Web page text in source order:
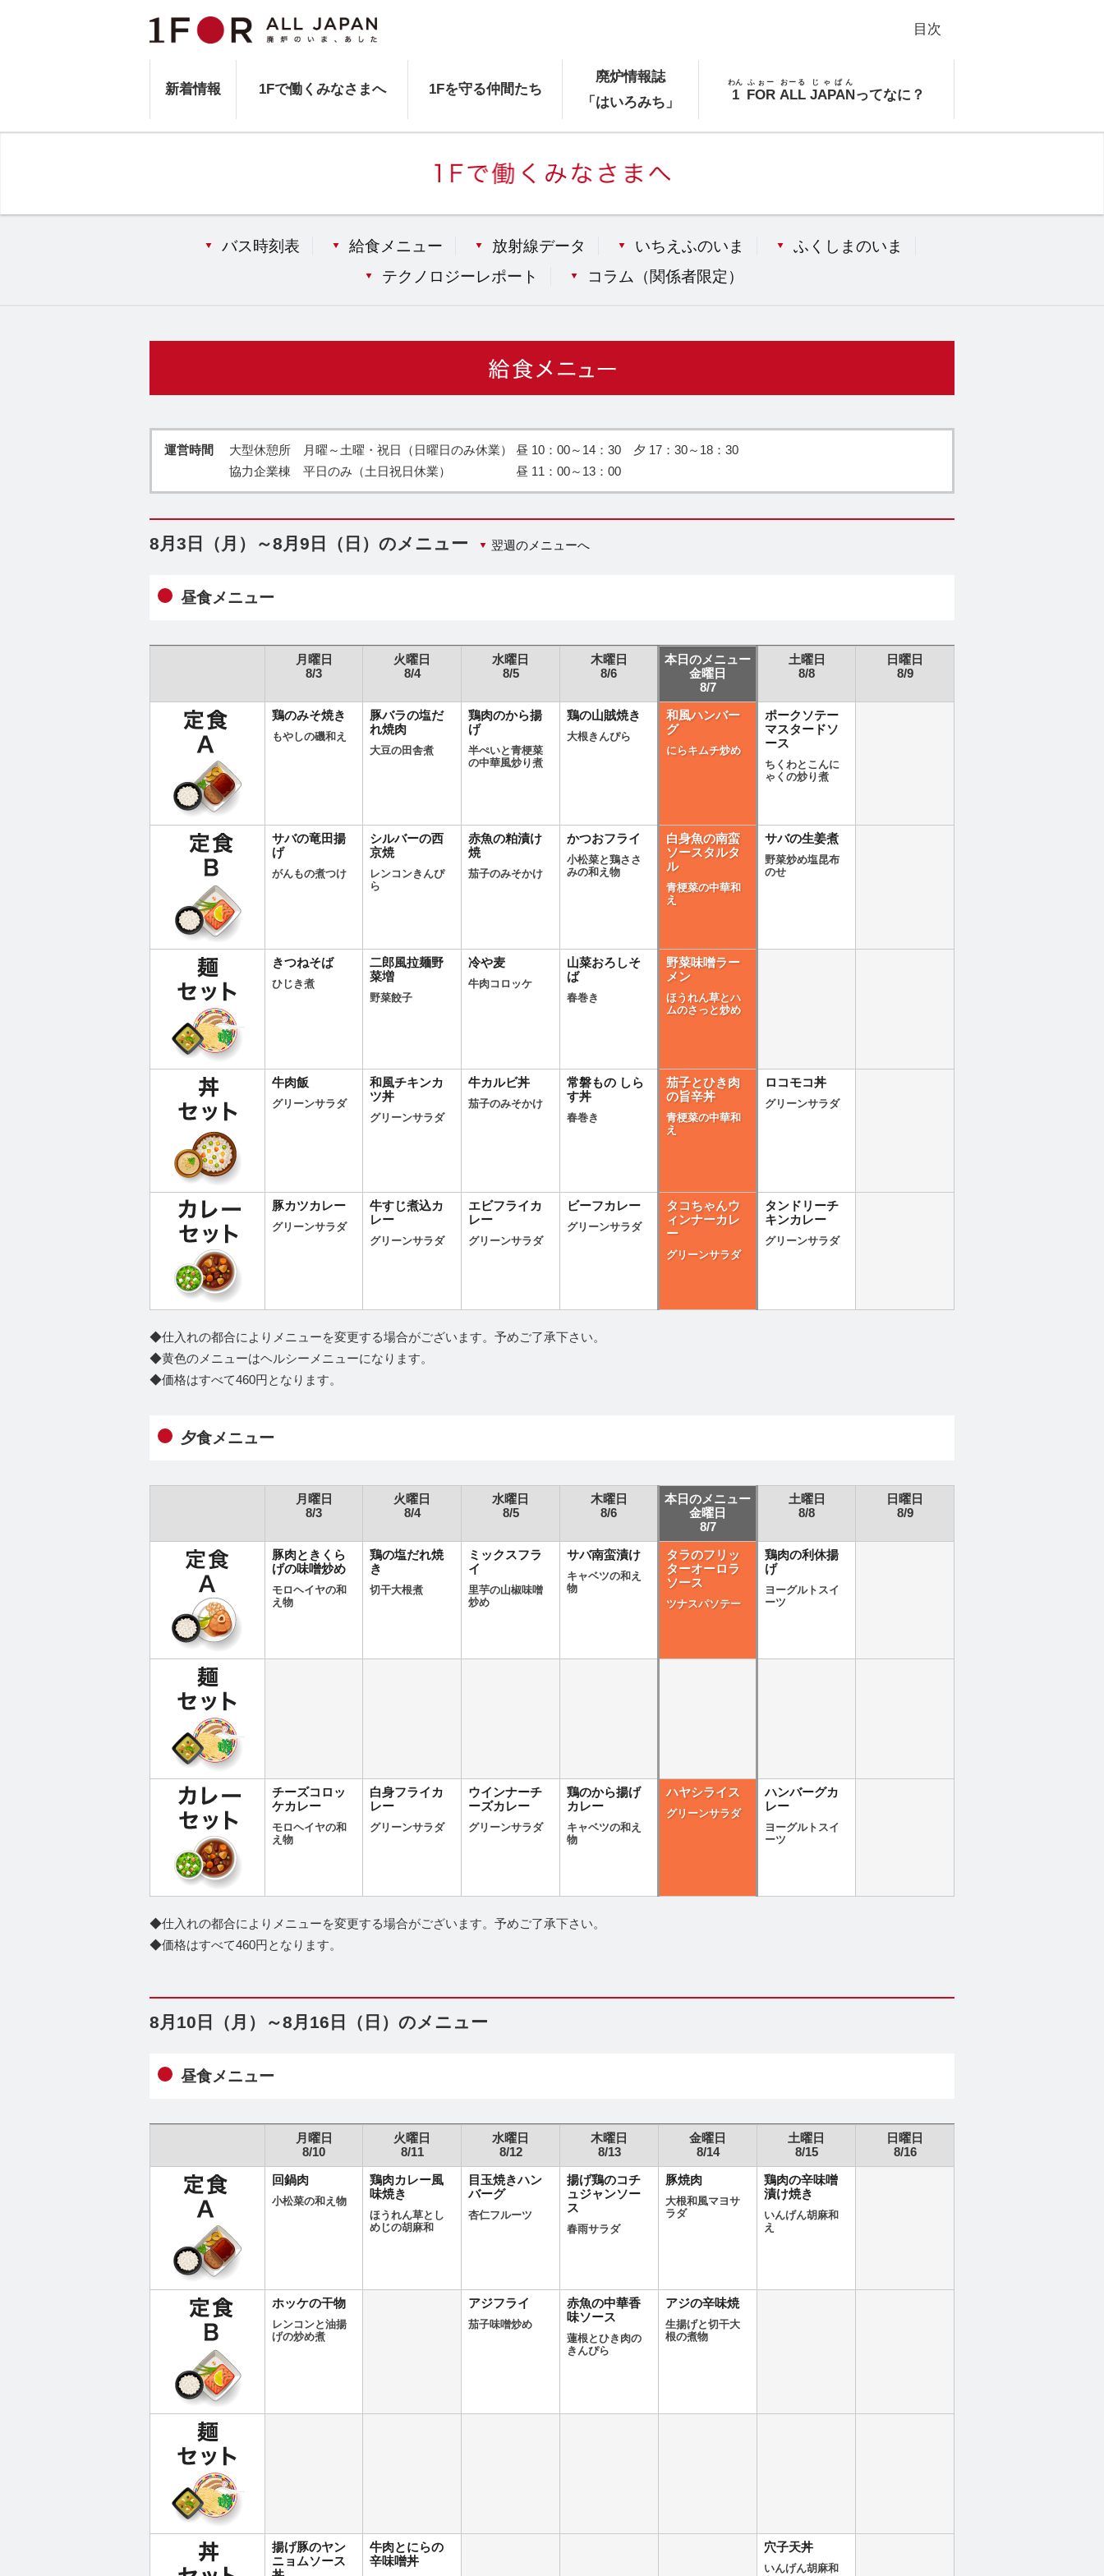
新着情報 1Fで働くみなさまへ 1Fを守る仲間たち
廃炉情報誌
「はいろみち」
1
わん
FOR
ふぉー
ALL
おーる
JAPAN
じゃぱん
ってなに？
目次
バス時刻表 給食メニュー 放射線データ いちえふのいま
ふくしまのいま
テクノロジーレポート
コラム（ 関係者限定 ）
運営時間
大型休憩所 月曜～土曜・祝日（日曜日のみ休業） 昼 10：00～14：30 夕 17：30～18：30
協力企業棟 平日のみ（土日祝日休業） 昼 11：00～13：00
8月3日（月）～8月9日（日）のメニュー 翌週のメニューへ
昼食メニュー
月曜日
8/3
火曜日
8/4
水曜日
8/5
木曜日
8/6
本日のメニュー
金曜日
8/7
土曜日
8/8
日曜日
8/9
鶏のみそ焼き
もやしの磯和え
豚バラの塩だ
れ焼肉
大豆の田舎煮
鶏肉のから揚
げ
半ぺいと青梗菜
の中華風炒り煮
鶏の山賊焼き
大根きんぴら
和風ハンバー
グ
にらキムチ炒め
ポークソテー
マスタードソ
ース
ちくわとこんに
ゃくの炒り煮
サバの竜田揚
げ
がんもの煮つけ
シルバーの西
京焼
レンコンきんぴ
ら
赤魚の粕漬け
焼
茄子のみそかけ
かつおフライ
小松菜と鶏ささ
みの和え物
白身魚の南蛮
ソースタルタ
ル
青梗菜の中華和
え
サバの生姜煮
野菜炒め塩昆布
のせ
きつねそば
ひじき煮
二郎風拉麺野
菜増
野菜餃子
冷や麦
牛肉コロッケ
山菜おろしそ
ば
春巻き
野菜味噌ラー
メン
ほうれん草とハ
ムのさっと炒め
牛肉飯
グリーンサラダ
和風チキンカ
ツ丼
グリーンサラダ
牛カルビ丼
茄子のみそかけ
常磐もの しら
す丼
春巻き
茄子とひき肉
の旨辛丼
青梗菜の中華和
え
ロコモコ丼
グリーンサラダ
豚カツカレー
グリーンサラダ
牛すじ煮込カ
レー
グリーンサラダ
エビフライカ
レー
グリーンサラダ
ビーフカレー
グリーンサラダ
タコちゃんウ
ィンナーカレ
ー
グリーンサラダ
タンドリーチ
キンカレー
グリーンサラダ
◆仕入れの都合によりメニューを変更する場合がございます。予めご了承下さい。
◆黄色のメニューはヘルシーメニューになります。
◆価格はすべて460円となります。
夕食メニュー
月曜日
8/3
火曜日
8/4
水曜日
8/5
木曜日
8/6
本日のメニュー
金曜日
8/7
土曜日
8/8
日曜日
8/9
豚肉ときくら
げの味噌炒め
モロヘイヤの和
え物
鶏の塩だれ焼
き
切干大根煮
ミックスフラ
イ
里芋の山椒味噌
炒め
サバ南蛮漬け
キャベツの和え
物
タラのフリッ
ターオーロラ
ソース
ツナスパソテー
鶏肉の利休揚
げ
ヨーグルトスイ
ーツ
チーズコロッ
ケカレー
モロヘイヤの和
え物
白身フライカ
レー
グリーンサラダ
ウインナーチ
ーズカレー
グリーンサラダ
鶏のから揚げ
カレー
キャベツの和え
物
ハヤシライス
グリーンサラダ
ハンバーグカ
レー
ヨーグルトスイ
ーツ
◆仕入れの都合によりメニューを変更する場合がございます。予めご了承下さい。
◆価格はすべて460円となります。
8月10日（月）～8月16日（日）のメニュー
昼食メニュー
月曜日
8/10
火曜日
8/11
水曜日
8/12
木曜日
8/13
金曜日
8/14
土曜日
8/15
日曜日
8/16
回鍋肉
小松菜の和え物
鶏肉カレー風
味焼き
ほうれん草とし
めじの胡麻和
目玉焼きハン
バーグ
杏仁フルーツ
揚げ鶏のコチ
ュジャンソー
ス
春雨サラダ
豚焼肉
大根和風マヨサ
ラダ
鶏肉の辛味噌
漬け焼き
いんげん胡麻和
え
ホッケの干物
レンコンと油揚
げの炒め煮
アジフライ
茄子味噌炒め
赤魚の中華香
味ソース
蓮根とひき肉の
きんぴら
アジの辛味焼
生揚げと切干大
根の煮物
揚げ豚のヤン
ニョムソース
牛肉とにらの
辛味噌丼
穴子天丼
いんげん胡麻和